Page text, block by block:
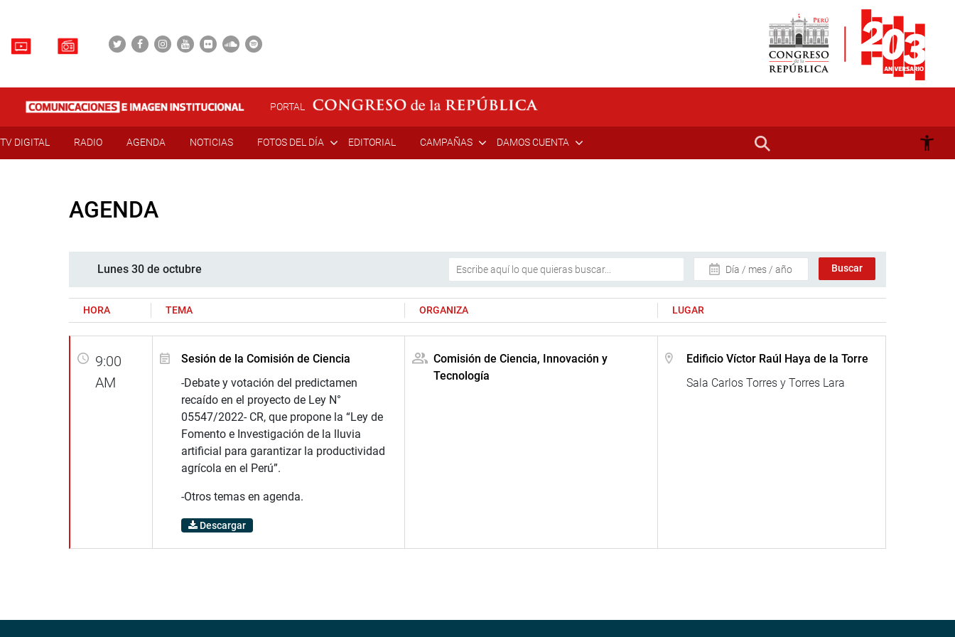
PORTAL
TV DIGITAL RADIO AGENDA NOTICIAS FOTOS DEL DÍA EDITORIAL CAMPAÑAS DAMOS CUENTA
AGENDA
Lunes 30 de octubre Día / mes / año
HORA TEMA ORGANIZA LUGAR
9:00
AM
Sesión de la Comisión de Ciencia
-Debate y votación del predictamen
recaído en el proyecto de Ley N°
05547/2022- CR, que propone la “Ley de
Fomento e Investigación de la lluvia
artificial para garantizar la productividad
agrícola en el Perú”.
-Otros temas en agenda.
Descargar
Comisión de Ciencia, Innovación y
Tecnología
Edificio Víctor Raúl Haya de la Torre
Sala Carlos Torres y Torres Lara